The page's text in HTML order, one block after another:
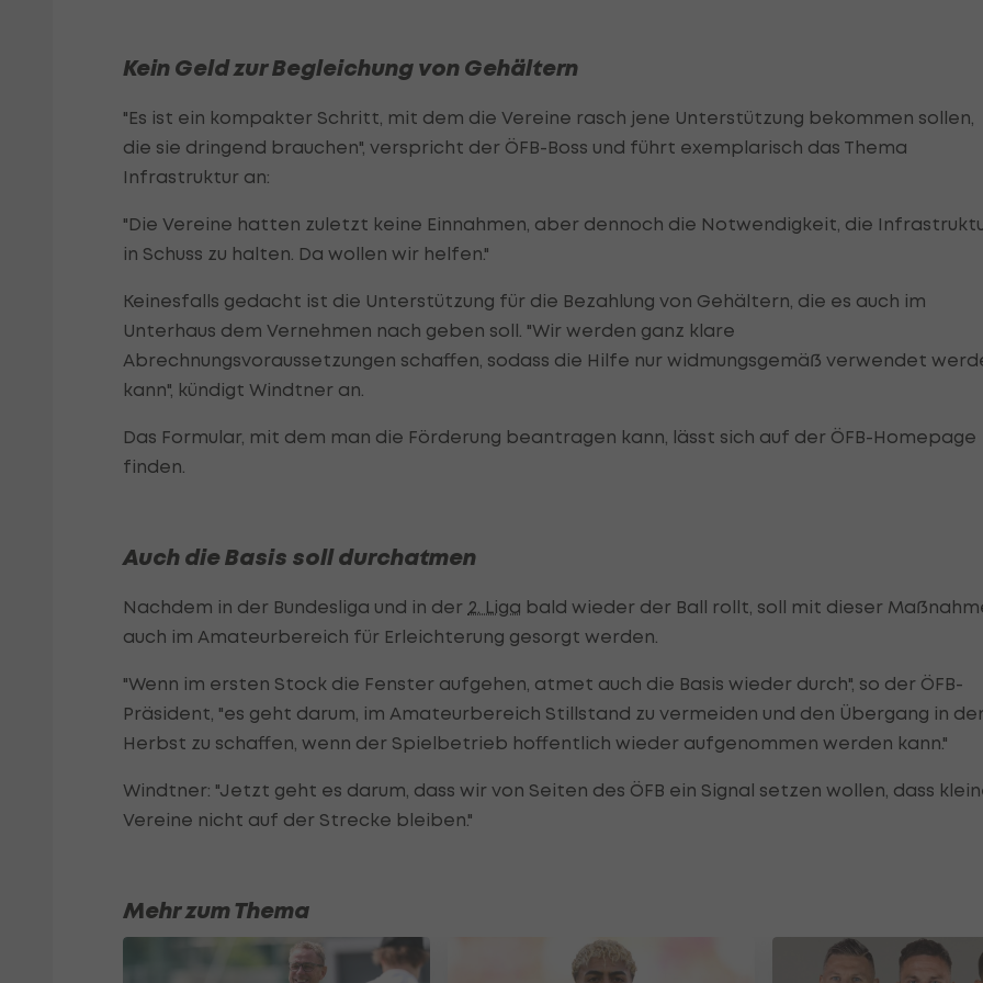
Kein Geld zur Begleichung von Gehältern
"Es ist ein kompakter Schritt, mit dem die Vereine rasch jene Unterstützung bekommen sollen,
die sie dringend brauchen", verspricht der ÖFB-Boss und führt exemplarisch das Thema
Infrastruktur an:
"Die Vereine hatten zuletzt keine Einnahmen, aber dennoch die Notwendigkeit, die
in Schuss zu halten. Da wollen wir helfen."
Keinesfalls gedacht ist die Unterstützung für die Bezahlung von Gehältern, die es auch im
Unterhaus dem Vernehmen nach geben soll. "Wir werden ganz klare
Abrechnungsvoraussetzungen schaffen, sodass die Hilfe nur widmungsgemäß verwendet
kann", kündigt Windtner an.
Das Formular, mit dem man die Förderung beantragen kann, lässt sich auf der ÖFB-Homepage
finden.
Auch die Basis soll durchatmen
Nachdem in der Bundesliga und in der 2. Liga bald wieder der Ball rollt, soll mit dieser
auch im Amateurbereich für Erleichterung gesorgt werden.
"Wenn im ersten Stock die Fenster aufgehen, atmet auch die Basis wieder durch", so der ÖFB-
Präsident, "es geht darum, im Amateurbereich Stillstand zu vermeiden und den Übergang in
Herbst zu schaffen, wenn der Spielbetrieb hoffentlich wieder aufgenommen werden kann."
Windtner: "Jetzt geht es darum, dass wir von Seiten des ÖFB ein Signal setzen wollen, dass
Vereine nicht auf der Strecke bleiben."
Mehr zum Thema